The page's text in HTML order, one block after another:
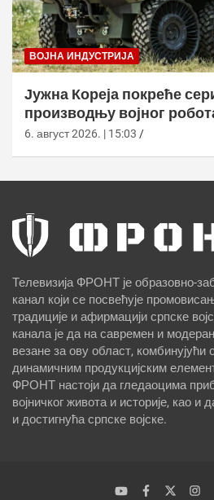
ВОЈНА ИНДУСТРИЈА
Јужна Кореја покреће
производњу војног
6. август 2026. | 15:03
Телевизија ФРОНТ је образовно-
канал који се посвећује
традиције и афирмацији српске
канала је да на савремен и
везане за ову област, комбинујући
динамичним продукцијским
ФРОНТ настоји да гледаоцима
војничког живота и историје, као
и достигнућа српске војске.